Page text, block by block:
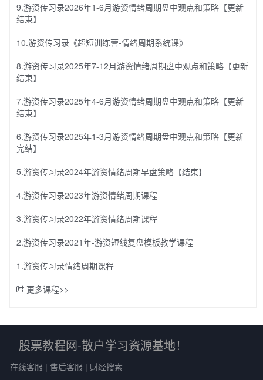
9.游资传习录2026年1-6月游资情绪周期盘中观点和策略【更新
结束】
10.游资传习录《超短训练营-情绪周期系统课》
8.游资传习录2025年7-12月游资情绪周期盘中观点和策略【更新
结束】
7.游资传习录2025年4-6月游资情绪周期盘中观点和策略【更新
结束】
6.游资传习录2025年1-3月游资情绪周期盘中观点和策略【更新
完结】
5.游资传习录2024年游资情绪周期早盘策略【结束】
4.游资传习录2023年游资情绪周期课程
3.游资传习录2022年游资情绪周期课程
2.游资传习录2021年-游资短线复盘模板教学课程
1.游资传习录情绪周期课程
更多课程>>
股票教程网-散户学习资源基地！
在线客服 | 售后客服 | 财经搜索